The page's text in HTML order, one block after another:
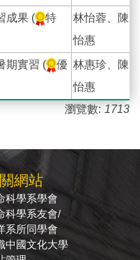
成果 (
特
林怡蓉、陳
怡惠
期實習 (
優 林惠珍、陳
怡惠
瀏覽數: 1713
網站
科學系學會
科學系友會/
系所同學會
中國文化大學